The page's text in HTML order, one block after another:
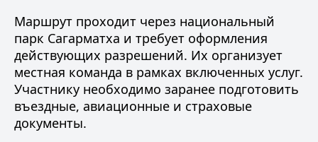
Маршрут проходит через национальный
парк Сагарматха и требует оформления
действующих разрешений. Их организует
местная команда в рамках включенных услуг.
Участнику необходимо заранее подготовить
въездные, авиационные и страховые
документы.